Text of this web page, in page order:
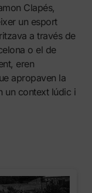
Clapés,
un esport
a través de
o el de
eren
apropaven la
un context lúdic i